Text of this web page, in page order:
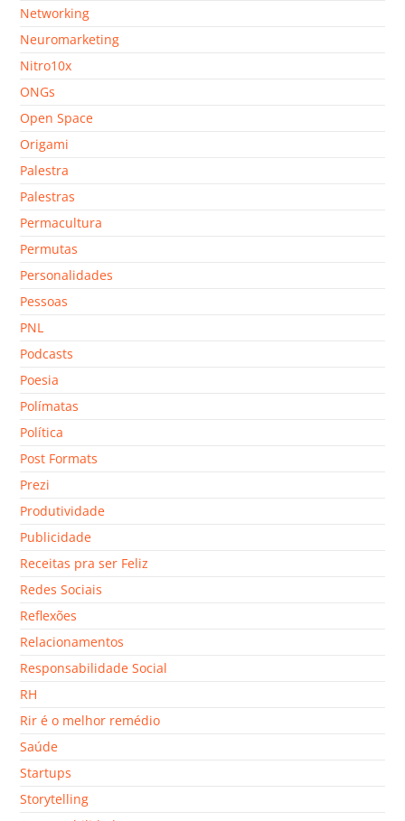
Networking
Neuromarketing
Nitro10x
ONGs
Open Space
Origami
Palestra
Palestras
Permacultura
Permutas
Personalidades
Pessoas
PNL
Podcasts
Poesia
Polímatas
Política
Post Formats
Prezi
Produtividade
Publicidade
Receitas pra ser Feliz
Redes Sociais
Reflexões
Relacionamentos
Responsabilidade Social
RH
Rir é o melhor remédio
Saúde
Startups
Storytelling